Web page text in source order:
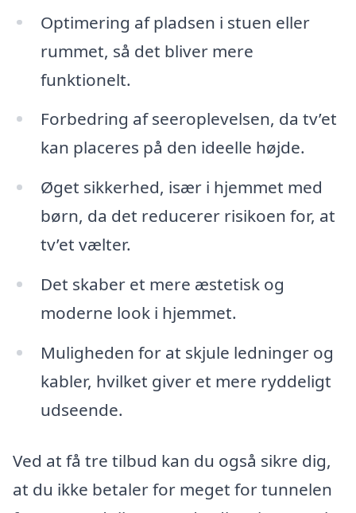
Optimering af pladsen i stuen eller
rummet, så det bliver mere
funktionelt.
Forbedring af seeroplevelsen, da tv’et
kan placeres på den ideelle højde.
Øget sikkerhed, især i hjemmet med
børn, da det reducerer risikoen for, at
tv’et vælter.
Det skaber et mere æstetisk og
moderne look i hjemmet.
Muligheden for at skjule ledninger og
kabler, hvilket giver et mere ryddeligt
udseende.
Ved at få tre tilbud kan du også sikre dig,
at du ikke betaler for meget for tunnelen